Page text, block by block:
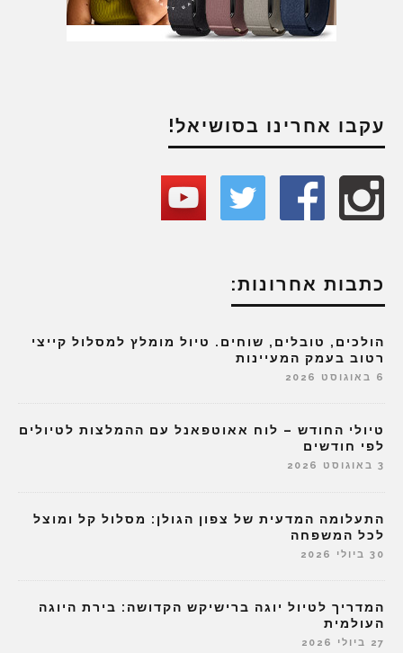
עקבו אחרינו בסושיאל!
כתבות אחרונות:
הולכים, טובלים, שוחים. טיול מומלץ למסלול קייצי
רטוב בעמק המעיינות
6 באוגוסט 2026
טיולי החודש – לוח אאוטפאנל עם ההמלצות לטיולים
לפי חודשים
3 באוגוסט 2026
התעלומה המדעית של צפון הגולן: מסלול קל ומוצל
לכל המשפחה
30 ביולי 2026
המדריך לטיול יוגה ברישיקש הקדושה: בירת היוגה
העולמית
27 ביולי 2026